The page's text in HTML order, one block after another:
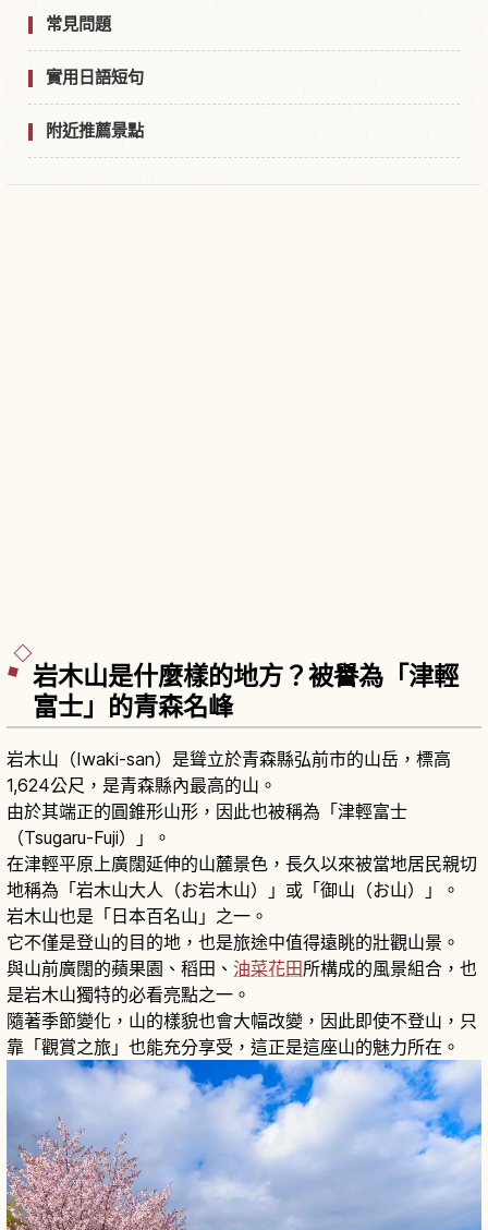
常見問題
實用日語短句
附近推薦景點
岩木山是什麼樣的地方？被譽為「津輕
富士」的青森名峰
岩木山（Iwaki-san）是聳立於青森縣弘前市的山岳，標高
1,624公尺，是青森縣內最高的山。
由於其端正的圓錐形山形，因此也被稱為「津輕富士
（Tsugaru-Fuji）」。
在津輕平原上廣闊延伸的山麓景色，長久以來被當地居民親切
地稱為「岩木山大人（お岩木山）」或「御山（お山）」。
岩木山也是「日本百名山」之一。
它不僅是登山的目的地，也是旅途中值得遠眺的壯觀山景。
與山前廣闊的蘋果園、稻田、 油菜花田所構成的風景組合，也
是岩木山獨特的必看亮點之一。
隨著季節變化，山的樣貌也會大幅改變，因此即使不登山，只
靠「觀賞之旅」也能充分享受，這正是這座山的魅力所在。